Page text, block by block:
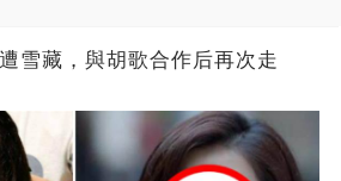
雪藏，與胡歌合作后再次走